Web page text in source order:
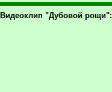
Видеоклип "Дубовой рощи":